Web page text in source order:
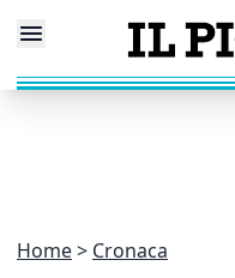
Home Cronaca